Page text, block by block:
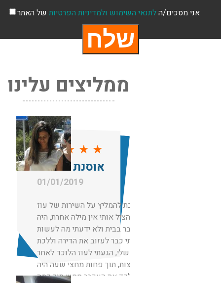
ממליצים עלינו
★★★ ★ ★
אוסנת רחמים
01/01/2019
חייבת להמליץ על השירות של עוז
שפשוט הציל אותי אין מילה אחרת, היה
לנו עכבר בבית ולא ידעתי מה לעשות
רציתי כבר לעזוב את הדירה וללכת
לאמא שלי, הגעתי לעוז הלוכד לאחר
המלצות, תוך פחות מחצי שעה היה
אצלי לכד את העכבר ממש תוך כמה
אני מסכים/הלתנאי השימוש ולמדיניות הפרטיות של האתר